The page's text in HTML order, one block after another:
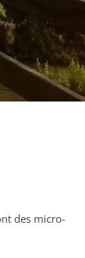
des micro-